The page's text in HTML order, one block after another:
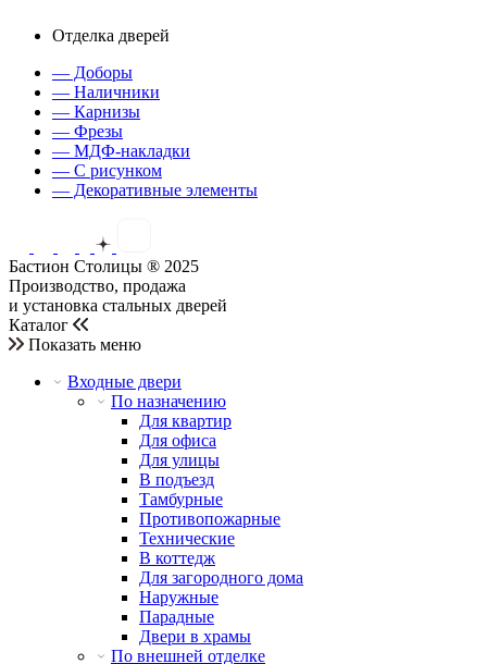
Отделка дверей
— Доборы
— Наличники
— Карнизы
— Фрезы
— МДФ-накладки
— С рисунком
— Декоративные элементы
Бастион Столицы ® 2025
Производство, продажа
и установка стальных дверей
Каталог
Показать меню
Входные двери
По назначению
Для квартир
Для офиса
Для улицы
В подъезд
Тамбурные
Противопожарные
Технические
В коттедж
Для загородного дома
Наружные
Парадные
Двери в храмы
По внешней отделке